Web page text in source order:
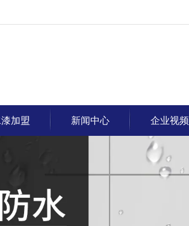
加盟 新闻中心 企业视频